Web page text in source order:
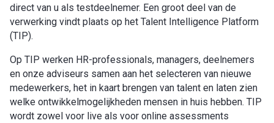
direct van u als testdeelnemer. Een groot deel van de
verwerking vindt plaats op het Talent Intelligence Platform
(TIP).
Op TIP werken HR-professionals, managers, deelnemers
en onze adviseurs samen aan het selecteren van nieuwe
medewerkers, het in kaart brengen van talent en laten zien
welke ontwikkelmogelijkheden mensen in huis hebben. TIP
wordt zowel voor live als voor online assessments